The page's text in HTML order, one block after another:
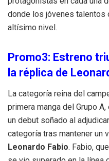
donde los jóvenes talentos
altísimo nivel.
Promo3: Estreno
la réplica de
La categoría reina del
primera manga del Grupo
un debut soñado al
categoría tras mantener un
Leonardo Fabio. Fabio,